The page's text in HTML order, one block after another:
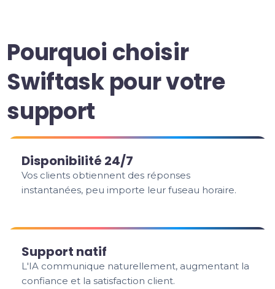
Pourquoi choisir
Swiftask pour votre
support
Disponibilité 24/7
Vos clients obtiennent des réponses
instantanées, peu importe leur fuseau horaire.
Support natif
L'IA communique naturellement, augmentant la
confiance et la satisfaction client.